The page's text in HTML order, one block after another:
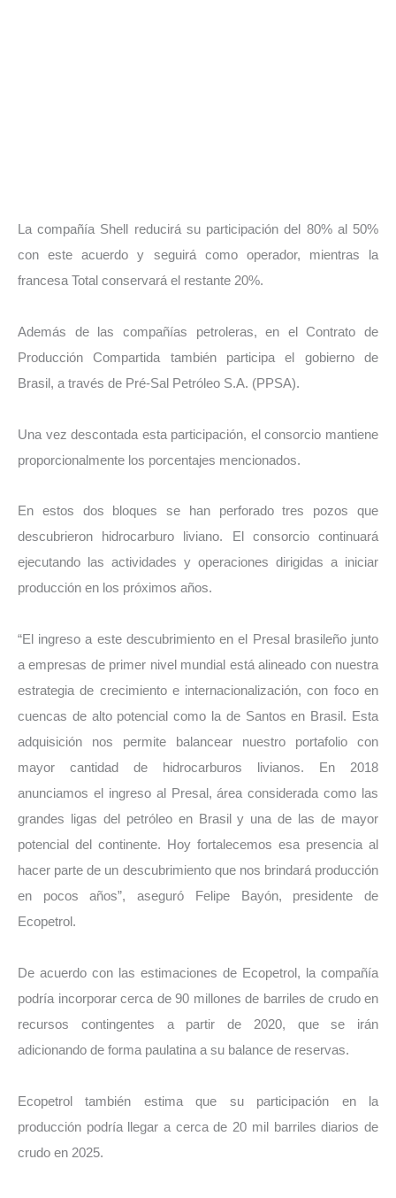
La compañía Shell reducirá su participación del 80% al 50%
con este acuerdo y seguirá como operador, mientras la
francesa Total conservará el restante 20%.
Además de las compañías petroleras, en el Contrato de
Producción Compartida también participa el gobierno de
Brasil, a través de Pré-Sal Petróleo S.A. (PPSA).
Una vez descontada esta participación, el consorcio mantiene
proporcionalmente los porcentajes mencionados.
En estos dos bloques se han perforado tres pozos que
descubrieron hidrocarburo liviano. El consorcio continuará
ejecutando las actividades y operaciones dirigidas a iniciar
producción en los próximos años.
“El ingreso a este descubrimiento en el Presal brasileño junto
a empresas de primer nivel mundial está alineado con nuestra
estrategia de crecimiento e internacionalización, con foco en
cuencas de alto potencial como la de Santos en Brasil. Esta
adquisición nos permite balancear nuestro portafolio con
mayor cantidad de hidrocarburos livianos. En 2018
anunciamos el ingreso al Presal, área considerada como las
grandes ligas del petróleo en Brasil y una de las de mayor
potencial del continente. Hoy fortalecemos esa presencia al
hacer parte de un descubrimiento que nos brindará producción
en pocos años”, aseguró Felipe Bayón, presidente de
Ecopetrol.
De acuerdo con las estimaciones de Ecopetrol, la compañía
podría incorporar cerca de 90 millones de barriles de crudo en
recursos contingentes a partir de 2020, que se irán
adicionando de forma paulatina a su balance de reservas.
Ecopetrol también estima que su participación en la
producción podría llegar a cerca de 20 mil barriles diarios de
crudo en 2025.